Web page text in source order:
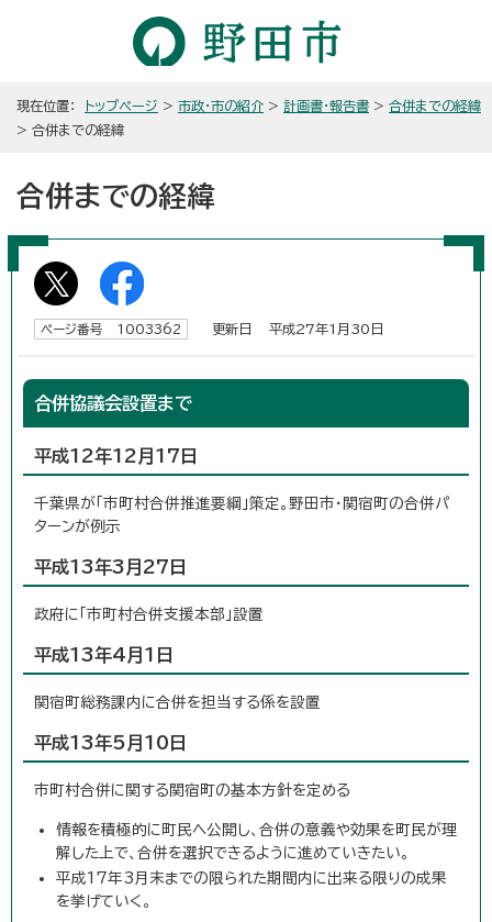
現在位置： トップページ > 市政・市の紹介 > 計画書・報告書 > 合併までの経緯
> 合併までの経緯
合併までの経緯
ページ番号 1003362 更新日 平成27年1月30日
合併協議会設置まで
平成12年12月17日
千葉県が「市町村合併推進要綱」策定。野田市・関宿町の合併パ
ターンが例示
平成13年3月27日
政府に「市町村合併支援本部」設置
平成13年4月1日
関宿町総務課内に合併を担当する係を設置
平成13年5月10日
市町村合併に関する関宿町の基本方針を定める
情報を積極的に町民へ公開し、合併の意義や効果を町民が理
解した上で、合併を選択できるように進めていきたい。
平成17年3月末までの限られた期間内に出来る限りの成果
を挙げていく。